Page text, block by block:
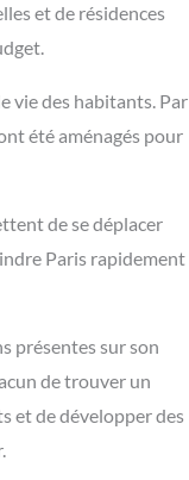
et de résidences
vie des habitants. Par
été aménagés pour
de se déplacer
Paris rapidement
présentes sur son
de trouver un
et de développer des